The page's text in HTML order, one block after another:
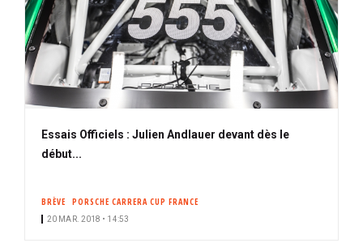
Essais Officiels : Julien Andlauer devant dès le
début...
BRÈVE PORSCHE CARRERA CUP FRANCE
20 MAR. 2018 • 14:53